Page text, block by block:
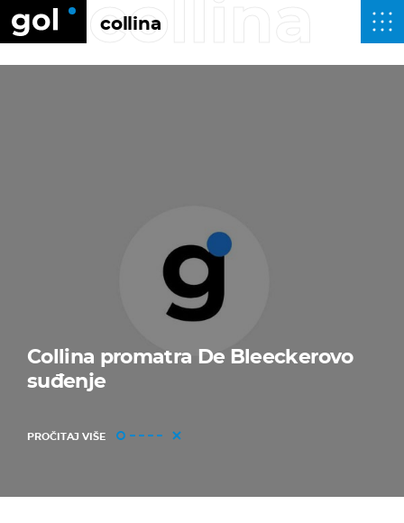
collina
collina
Collina promatra De Bleeckerovo
suđenje
PROČITAJ VIŠE